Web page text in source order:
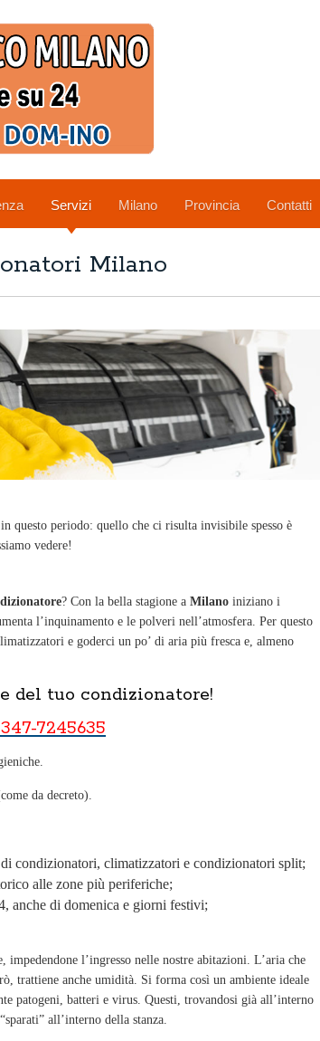
Servizi Milano Provincia Contatti
Milano
questo periodo: quello che ci risulta invisibile spesso è
vedere!
? Con la bella stagione a Milano iniziano i
l’inquinamento e le polveri nell’atmosfera. Per questo
e goderci un po’ di aria più fresca e, almeno
del tuo condizionatore!
7245635
da decreto).
condizionatori, climatizzatori e condizionatori split;
alle zone più periferiche;
anche di domenica e giorni festivi;
l’ingresso nelle nostre abitazioni. L’aria che
trattiene anche umidità. Si forma così un ambiente ideale
patogeni, batteri e virus. Questi, trovandosi già all’interno
all’interno della stanza.